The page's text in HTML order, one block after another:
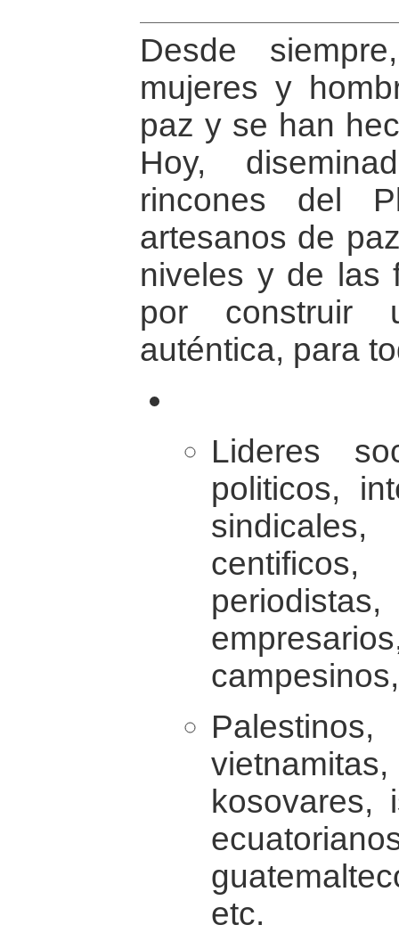
Desde
mujeres y
paz y se han
Hoy,
rincones del
artesanos de
niveles y de las
por construir
auténtica, para
Lideres
politicos,
sindicales,
kosovares,
etc.